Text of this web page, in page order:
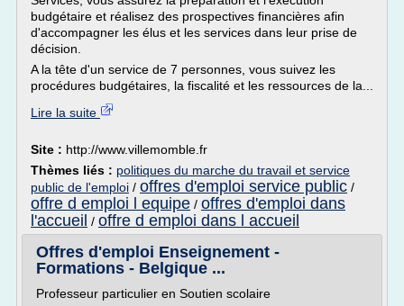
budgétaire et réalisez des prospectives financières afin
d'accompagner les élus et les services dans leur prise de
décision.
A la tête d'un service de 7 personnes, vous suivez les
procédures budgétaires, la fiscalité et les ressources de la...
Lire la suite
Site : http://www.villemomble.fr
Thèmes liés : politiques du marche du travail et service
public de l'emploi / offres d'emploi service public /
offre d emploi l equipe / offres d'emploi dans
l'accueil / offre d emploi dans l accueil
Offres d'emploi Enseignement -
Formations - Belgique ...
Professeur particulier en Soutien scolaire